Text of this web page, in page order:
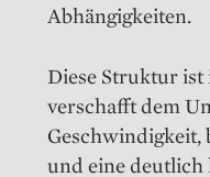
Abhängigkeiten.
Diese Struktur ist
verschafft dem
und eine deutlich